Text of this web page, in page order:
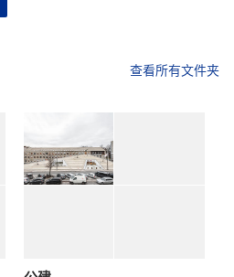
查看所有文件夹